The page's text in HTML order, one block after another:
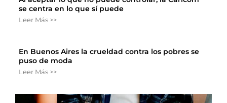
se centra en lo que sí puede
Leer Más >>
En Buenos Aires la crueldad contra los pobres se
puso de moda
Leer Más >>